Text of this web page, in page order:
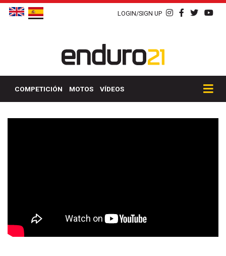
LOGIN/SIGN UP
COMPETICIÓN MOTOS VÍDEOS